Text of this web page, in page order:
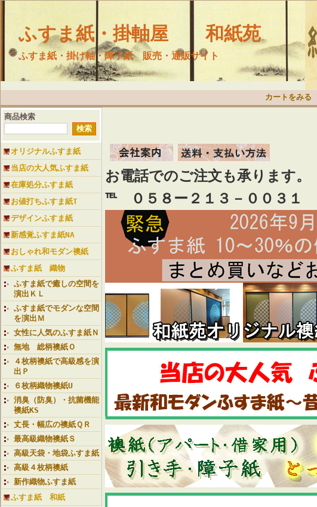
ふすま紙・掛軸屋 和紙苑
ふすま紙・掛け軸・障子紙 販売・通販サイト
カートをみる
商品検索
オリジナルふすま紙
当店の大人気ふすま紙
在庫処分ふすま紙
お値打ちふすま紙T
デザインふすま紙
新感覚ふすま紙NA
おしゃれ和モダン襖紙
ふすま紙 織物
ふすま紙で癒しの空間を
演出ＫＬ
ふすま紙でモダンな空間
を演出Ｍ
女性に人気のふすま紙Ｎ
無地 総柄襖紙Ｏ
４枚柄襖紙で高級感を演
出Ｐ
６枚柄織物襖紙U
消臭（防臭）・抗菌機能
襖紙KS
丈長・幅広の襖紙ＱＲ
最高級織物襖紙Ｓ
高級天袋・地袋ふすま紙
高級４枚柄襖紙
新作織物ふすま紙
ふすま紙 和紙
お電話でのご注文も承ります。
℡ ０５８ー２１３－００３１